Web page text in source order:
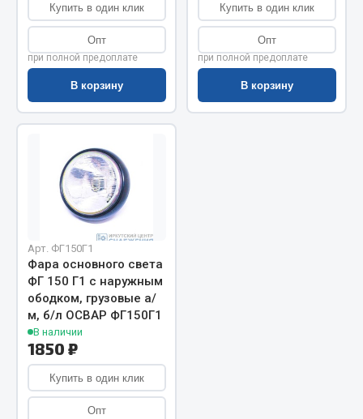
Двигатель
Система питания
Система выпуска газа
Система охлаждения
Коробка передач ZF
Показать ещё
Запчасти МАЗ
Система питания
Подвеска
Тормозная система
Двери
Окно ветровое
Купить в один клик
Опт
при полной предоплате
В корзину
Купить в один клик
Опт
при полной предоплате
В корзину
Арт. ФГ150Г1
Фара основного света
ФГ 150 Г1 с наружным
ободком, грузовые а/
м, б/л ОСВАР ФГ150Г1
В наличии
1850 ₽
Купить в один клик
Опт